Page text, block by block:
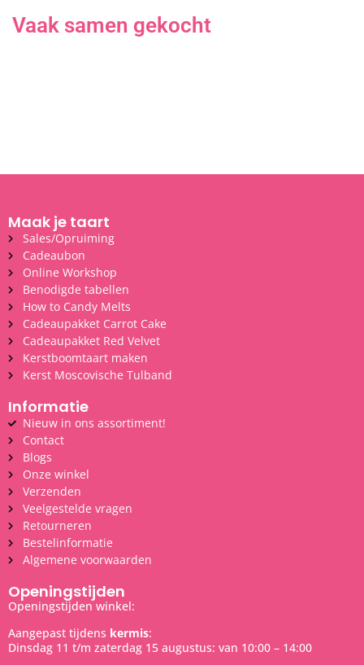
Vaak samen gekocht
Maak je taart
Sales/Opruiming
Cadeaubon
Online Workshop
Benodigde tabellen
How to Candy Melts
Cadeaupakket Carrot Cake
Cadeaupakket Red Velvet
Kerstboomtaart maken
Kerst Moscovische Tulband
Informatie
Nieuw in ons assortiment!
Contact
Blogs
Onze winkel
Verzenden
Veelgestelde vragen
Retourneren
Bestelinformatie
Algemene voorwaarden
Openingstijden
Openingstijden winkel:
Aangepast tijdens kermis:
Dinsdag 11 t/m zaterdag 15 augustus: van 10:00 – 14:00